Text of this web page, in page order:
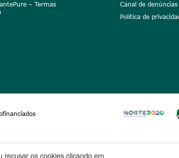
– Termas
Canal de denúncias
Política de
recusar os cookies clicando em